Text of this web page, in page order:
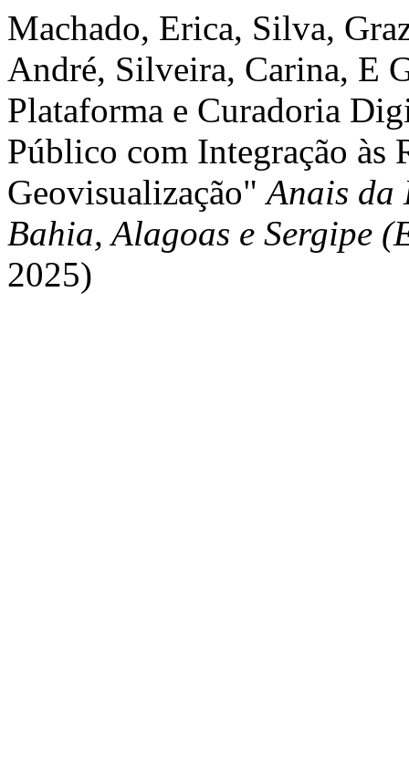
Machado, Erica, Silva,
André, Silveira, Carina, E
Plataforma e Curadoria
Público com Integração às
Geovisualização"Anais da
Bahia, Alagoas e Sergipe
2025)